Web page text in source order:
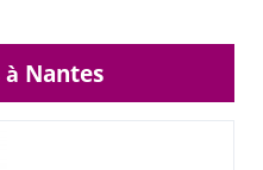
à Nantes